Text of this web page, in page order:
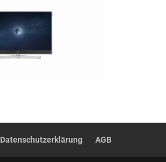
Datenschutzerklärung AGB